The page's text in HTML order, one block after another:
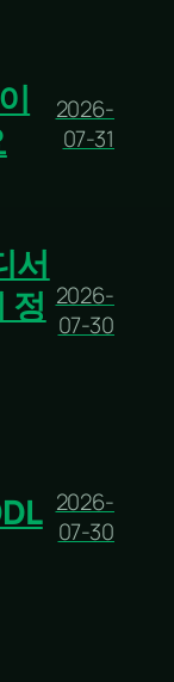
2026-
07-31
서
정 2026-
07-30
2026-
07-30